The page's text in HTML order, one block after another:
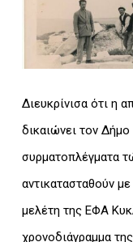
Διευκρίνισα ότι η
δικαιώνει τον
συρματοπλέγματα
αντικατασταθούν
μελέτη της ΕΦΑ
χρονοδιάγραμμα